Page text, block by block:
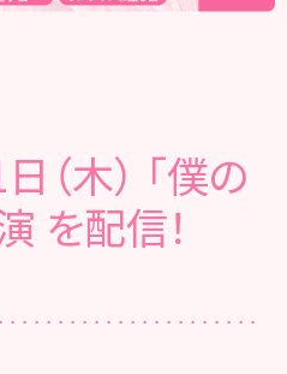
（木） 「僕の
を配信！